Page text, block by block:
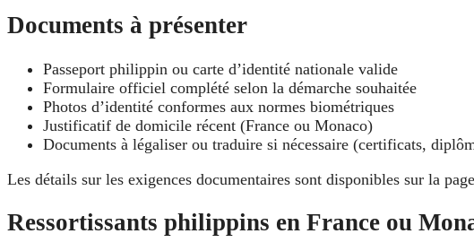
Documents à présenter
Passeport philippin ou carte d’identité nationale valide
Formulaire officiel complété selon la démarche souhaitée
Photos d’identité conformes aux normes biométriques
Justificatif de domicile récent (France ou Monaco)
Documents à légaliser ou traduire si nécessaire (certificats,
Les détails sur les exigences documentaires sont disponibles sur la page
Ressortissants philippins en France ou